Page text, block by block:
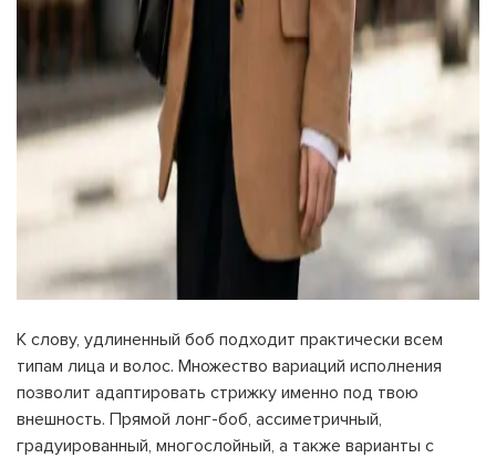
К слову, удлиненный боб подходит практически всем
типам лица и волос. Множество вариаций исполнения
позволит адаптировать стрижку именно под твою
внешность. Прямой лонг-боб, ассиметричный,
градуированный, многослойный, а также варианты с